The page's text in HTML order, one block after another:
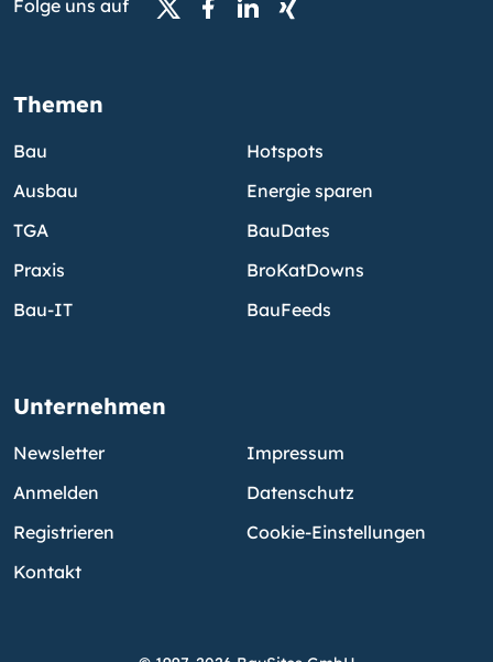
Folge uns auf
Themen
Bau
Ausbau
TGA
Praxis
Bau-IT
Hotspots
Energie sparen
BauDates
BroKatDowns
BauFeeds
Unternehmen
Newsletter
Anmelden
Registrieren
Kontakt
Impressum
Datenschutz
Cookie-Einstellungen